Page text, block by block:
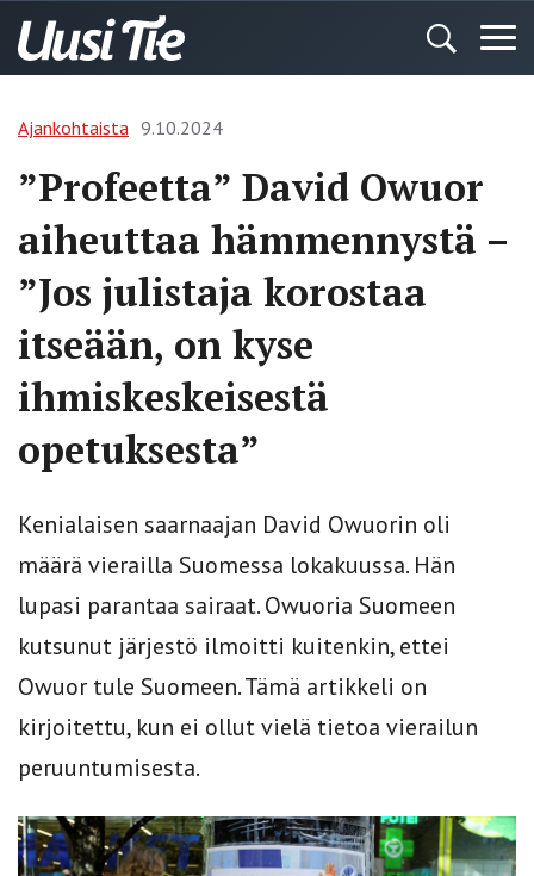
Ajankohtaista 9.10.2024
”Profeetta” David Owuor
aiheuttaa hämmennystä –
”Jos julistaja korostaa
itseään, on kyse
ihmiskeskeisestä
opetuksesta”
Kenialaisen saarnaajan David Owuorin oli
määrä vierailla Suomessa lokakuussa. Hän
lupasi parantaa sairaat. Owuoria Suomeen
kutsunut järjestö ilmoitti kuitenkin, ettei
Owuor tule Suomeen. Tämä artikkeli on
kirjoitettu, kun ei ollut vielä tietoa vierailun
peruuntumisesta.